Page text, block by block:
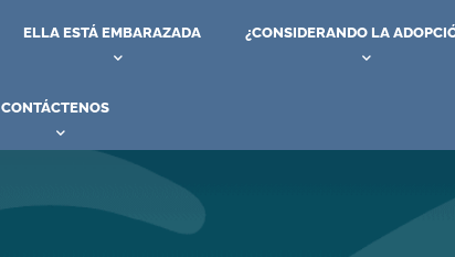
ELLA ESTÁ EMBARAZADA ¿CONSIDERANDO LA
CONTÁCTENOS